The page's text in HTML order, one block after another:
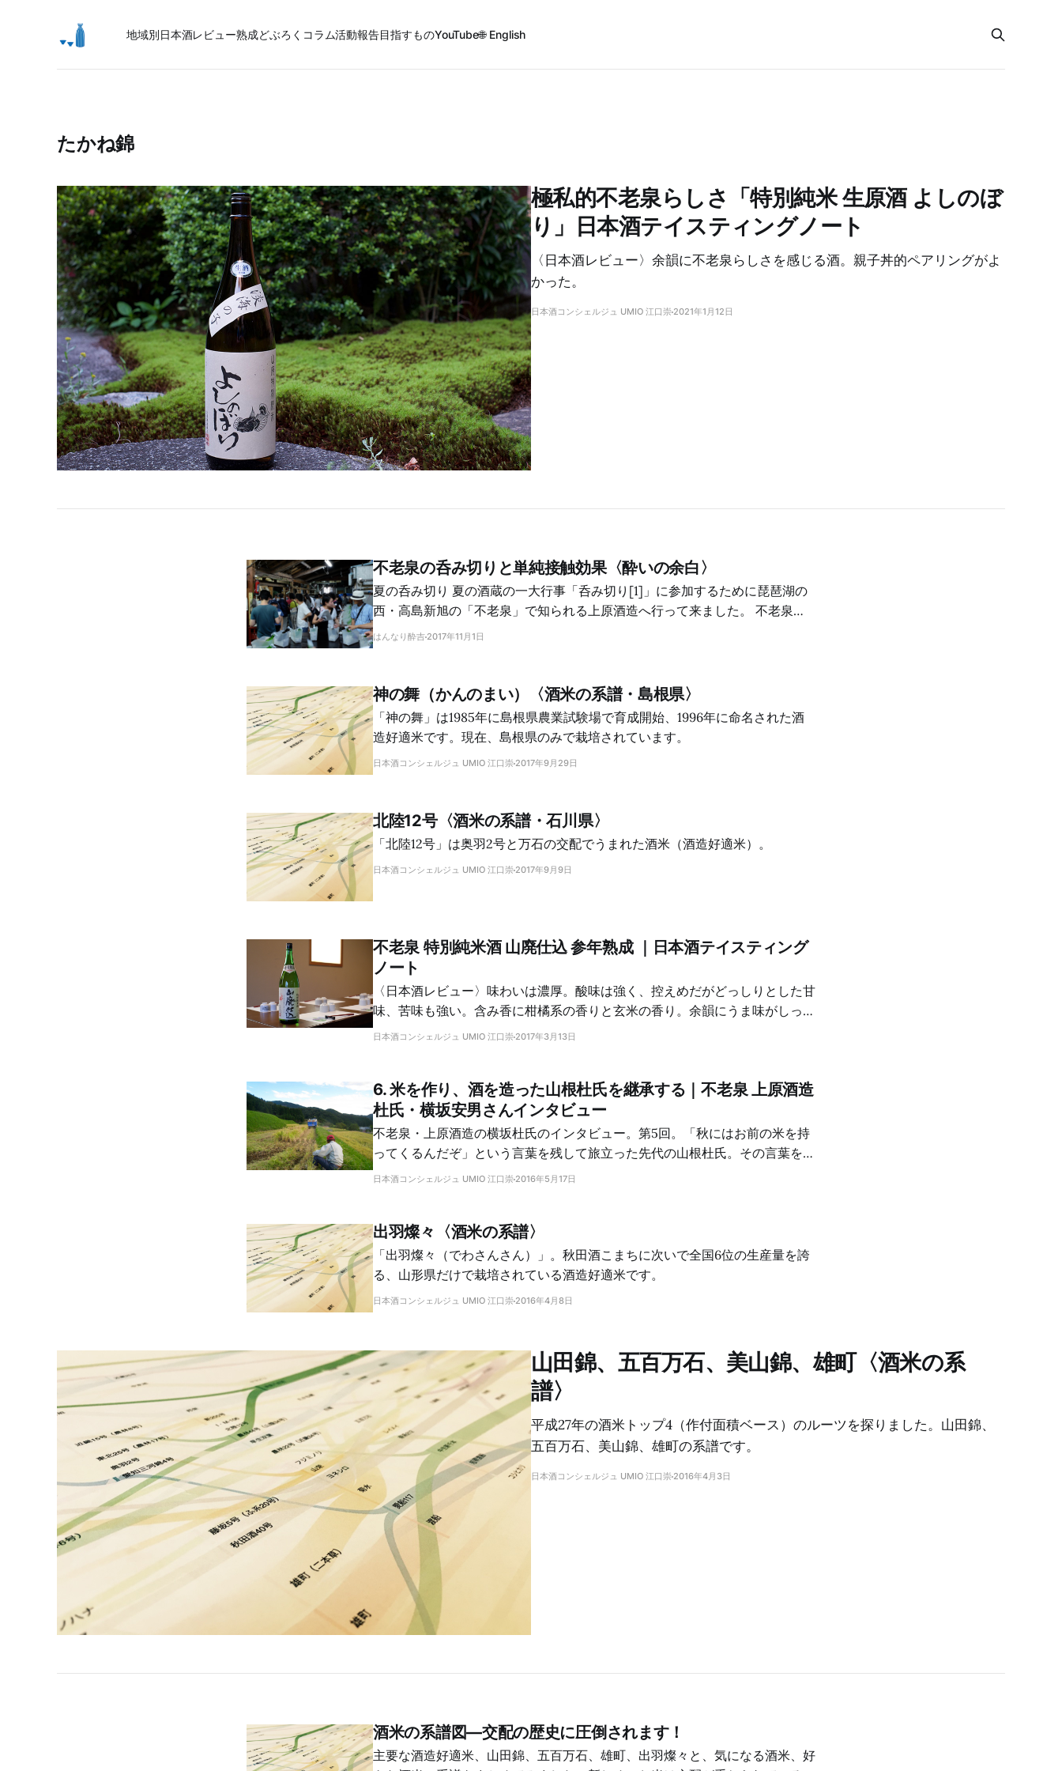
地域別日本酒レビュー熟成どぶろく コラム活動報告目指すものYouTube🌐 English
たかね錦
極私的不老泉らしさ「特別純米 生原酒 よしのぼ
り」日本酒テイスティングノート
〈日本酒レビュー〉余韻に不老泉らしさを感じる酒。親子丼的ペアリングがよ
かった。
日本酒コンシェルジュ UMIO 江口崇 2021年1月12日
不老泉の呑み切りと単純接触効果〈酔いの余白〉
夏の呑み切り 夏の酒蔵の一大行事「呑み切り[1]」に参加するために琵琶湖の
西・高島新旭の「不老泉」で知られる上原酒造へ行って来ました。 不老泉・
上原酒造と云えば「山廃造りと木槽天秤搾り」で我が道を行く個性蔵で、呑み
300名弱の問屋・酒販店・飲食店・一般消費者である自覚的[2]ファンが訪れ
る、オープン参加の夏の風物詩的な行事です。 そして、この中から秋には
「冷やおろし」の酒として育って行くのでしょう…。 蔵では、蔵元がいつも
の泰然自若の笑顔で、皆様のお出迎え。訪れた人々の熱いパワーをしっかりと
受け取り、今年の酒造りに託してくれることでしょう！！ 神々しい試飲と翁
と静まり乾いた空気の中、「自覚的不老泉ファン」の群れが、朝一番の気怠さ
の沈黙と、緊張と興奮と驚き（試飲酒の多さに）が醸し出す、とても神々しい
雰囲気に、真剣度を増幅させる…。
はんなり酔吉 2017年11月1日
神の舞（かんのまい）〈酒米の系譜・島根県〉
「神の舞」は1985年に島根県農業試験場で育成開始、1996年に命名された酒
造好適米です。現在、島根県のみで栽培されています。
日本酒コンシェルジュ UMIO 江口崇 2017年9月29日
北陸12号〈酒米の系譜・石川県〉
「北陸12号」は奥羽2号と万石の交配でうまれた酒米（酒造好適米）。
日本酒コンシェルジュ UMIO 江口崇 2017年9月9日
不老泉 特別純米酒 山廃仕込 参年熟成 ｜日本酒テイスティング
ノート
〈日本酒レビュー〉味わいは濃厚。酸味は強く、控えめだがどっしりとした甘
味、苦味も強い。含み香に柑橘系の香りと玄米の香り。余韻にうま味がしっか
り残ります。
日本酒コンシェルジュ UMIO 江口崇 2017年3月13日
6. 米を作り、酒を造った山根杜氏を継承する｜不老泉 上原酒造
杜氏・横坂安男さんインタビュー
不老泉・上原酒造の横坂杜氏のインタビュー。第5回。「秋にはお前の米を持
ってくるんだぞ」という言葉を残して旅立った先代の山根杜氏。その言葉を受
け止め、横坂さんは予定していなかった米作りをすることにします。しかし、
日本酒コンシェルジュ UMIO 江口崇 2016年5月17日
出羽燦々〈酒米の系譜〉
「出羽燦々（でわさんさん）」。秋田酒こまちに次いで全国6位の生産量を誇
る、山形県だけで栽培されている酒造好適米です。
日本酒コンシェルジュ UMIO 江口崇 2016年4月8日
山田錦、五百万石、美山錦、雄町〈酒米の系
譜〉
平成27年の酒米トップ4（作付面積ベース）のルーツを探りました。山田錦、
五百万石、美山錦、雄町の系譜です。
日本酒コンシェルジュ UMIO 江口崇 2016年4月3日
酒米の系譜図―交配の歴史に圧倒されます！
主要な酒造好適米、山田錦、五百万石、雄町、出羽燦々と、気になる酒米、好